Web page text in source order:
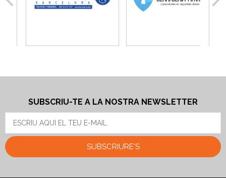
SUBSCRIU-TE A LA NOSTRA NEWSLETTER
SUBSCRIURE'S